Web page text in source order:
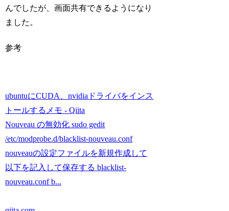
んでしたが、画面共有できるようになり
ました。
参考
ubuntuにCUDA、nvidiaドライバをインス
トールするメモ - Qiita
Nouveau の無効化 sudo gedit
/etc/modprobe.d/blacklist-nouveau.conf
nouveauの設定ファイルを新規作成して
以下を記入して保存する blacklist-
nouveau.conf b...